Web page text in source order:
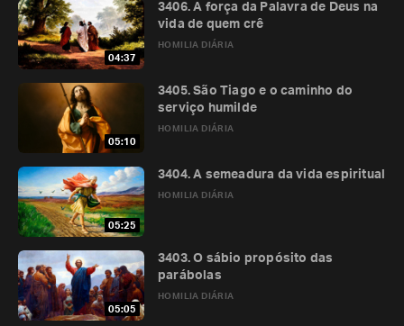
04:37
HOMILIA DIÁRIA
3406. A força da Palavra de Deus na
vida de quem crê
05:10
HOMILIA DIÁRIA
3405. São Tiago e o caminho do
serviço humilde
05:25
HOMILIA DIÁRIA
3404. A semeadura da vida espiritual
05:05
HOMILIA DIÁRIA
3403. O sábio propósito das
parábolas